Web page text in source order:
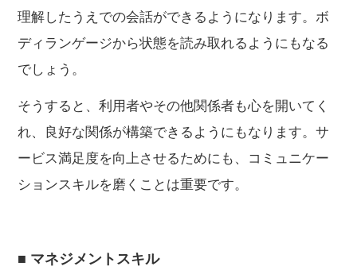
理解したうえでの会話ができるようになります。ボ
ディランゲージから状態を読み取れるようにもなる
でしょう。
そうすると、利用者やその他関係者も心を開いてく
れ、良好な関係が構築できるようにもなります。サ
ービス満足度を向上させるためにも、コミュニケー
ションスキルを磨くことは重要です。
■ マネジメントスキル